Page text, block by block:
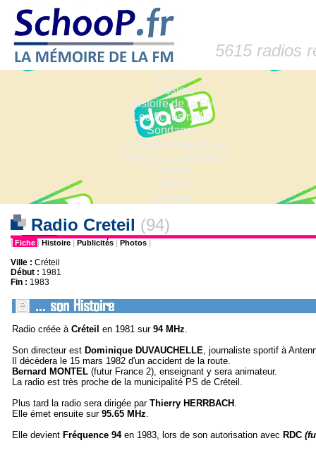
5615 radios
Accueil
Dossiers
Histoire de la FM
Les fiches radio
Sondages
Anciennes fréquences
Fréquences actuelles
Lexique
Liens
Contact
Radio Creteil (94)
| Fiche | Histoire | Publicités | Photos |
Ville : Créteil
Début : 1981
Fin : 1983
Radio créée à Créteil en 1981 sur 94 MHz.
Son directeur est Dominique DUVAUCHELLE, journaliste sportif à
Il décèdera le 15 mars 1982 d'un accident de la route.
Bernard MONTEL (futur France 2), enseignant y sera animateur.
La radio est très proche de la municipalité PS de Créteil.
Plus tard la radio sera dirigée par Thierry HERRBACH .
Elle émet ensuite sur 95.65 MHz.
Elle devient Fréquence 94en 1983, lors de son autorisation avec RDC